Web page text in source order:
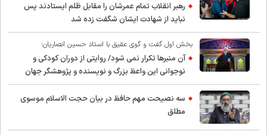
رهبر انقلاب تمام عمرشان را مقابل ظلم ایستادند پس
نباید از شهادت ایشان شگفت زده شد
بخش اول گفت و گوی عقیق با استاد حسین انصاریان:
آن منبرها تکرار نمی شود/ روایتی از دوران کودکی و
نوجوانی این واعظ بزرگ و نویسنده و پژوهشگر جهان
اسلام
سه نصیحت مهم حافظ در بیان حجت الاسلام موسوی
مطلق